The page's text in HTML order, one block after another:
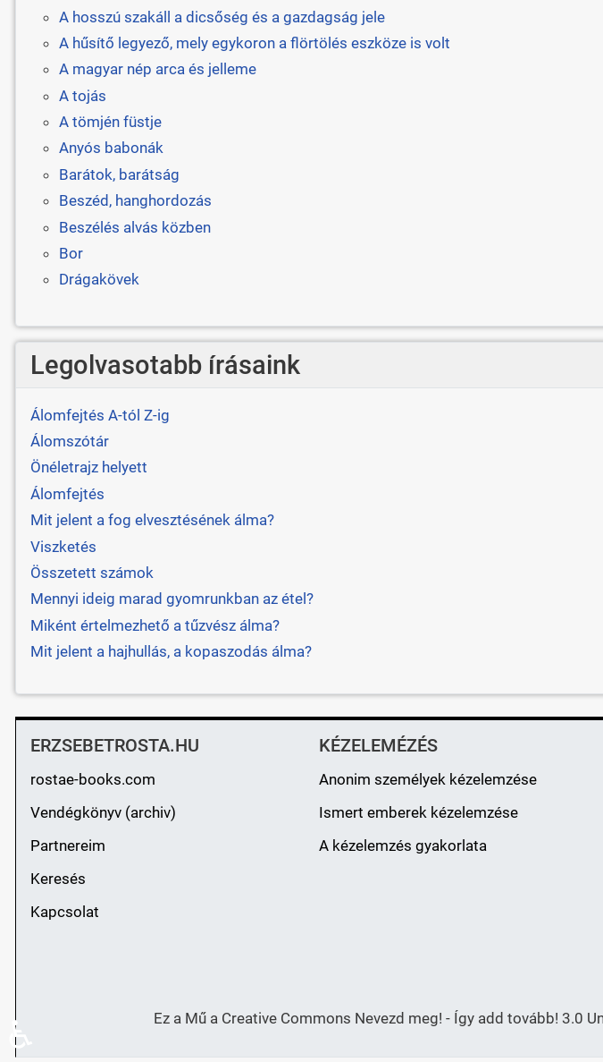
A hosszú szakáll a dicsőség és a gazdagság jele
A hűsítő legyező, mely egykoron a flörtölés eszköze is volt
A magyar nép arca és jelleme
A tojás
A tömjén füstje
Anyós babonák
Barátok, barátság
Beszéd, hanghordozás
Beszélés alvás közben
Bor
Drágakövek
Legolvasotabb írásaink
Álomfejtés A-tól Z-ig
Álomszótár
Önéletrajz helyett
Álomfejtés
Mit jelent a fog elvesztésének álma?
Viszketés
Összetett számok
Mennyi ideig marad gyomrunkban az étel?
Miként értelmezhető a tűzvész álma?
Mit jelent a hajhullás, a kopaszodás álma?
ERZSEBETROSTA.HU
rostae-books.com
Vendégkönyv (archiv)
Partnereim
Keresés
Kapcsolat
KÉZELEMÉZÉS
Anonim személyek kézelemzése
Ismert emberek kézelemzése
A kézelemzés gyakorlata
Ez a Mű a Creative Commons Nevezd meg! - Így add tovább! 3.0